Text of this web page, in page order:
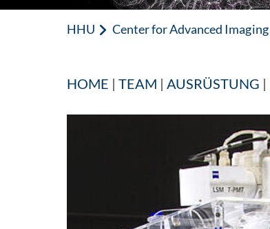
HHU Center for Advanced Imaging
HOME |TEAM |AUSRÜSTUNG |